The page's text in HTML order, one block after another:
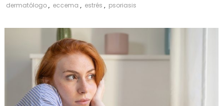
dermatólogo, eccema , estrés , psoriasis